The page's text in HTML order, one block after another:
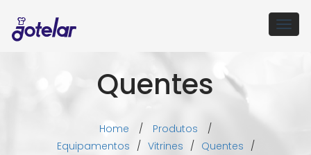
Quentes
Home / Produtos
/
Equipamentos / Vitrines / Quentes /